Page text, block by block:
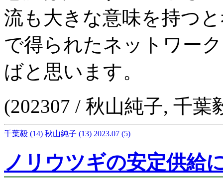
流も大きな意味を持つ
で得られたネットワー
ばと思います。
(202307 / 秋山純子, 千葉
千葉毅 (14) 秋山純子 (13) 2023.07 (5)
ノリウツギの安定供給